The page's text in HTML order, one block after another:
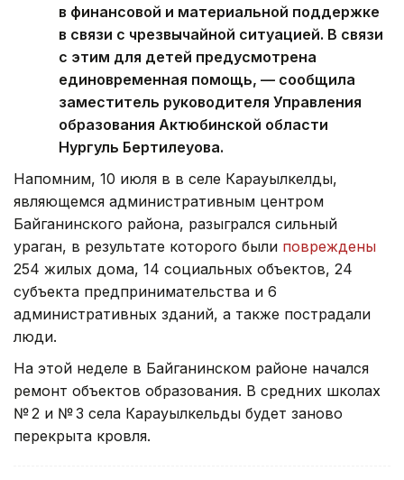
в финансовой и материальной поддержке
в связи с чрезвычайной ситуацией. В связи
с этим для детей предусмотрена
единовременная помощь, — сообщила
заместитель руководителя Управления
образования Актюбинской области
Нургуль Бертилеуова.
Напомним, 10 июля в в селе Карауылкелды,
являющемся административным центром
Байганинского района, разыгрался сильный
ураган, в результате которого были повреждены
254 жилых дома, 14 социальных объектов, 24
субъекта предпринимательства и 6
административных зданий, а также пострадали
люди.
На этой неделе в Байганинском районе начался
ремонт объектов образования. В средних школах
№ 2 и № 3 села Карауылкельды будет заново
перекрыта кровля.